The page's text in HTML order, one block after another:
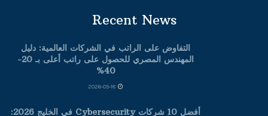
Recent News
التفاوض على الراتب في الشركات العالمية: دليل
المهندس المصري للحصول على راتب أعلى بـ 20-
40%
أفضل 10 شركات Cybersecurity في الخليج 2026: